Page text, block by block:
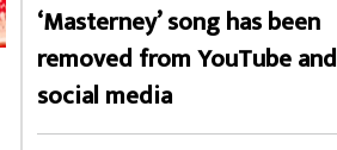
‘Masterney’ song has been
removed from YouTube and
social media